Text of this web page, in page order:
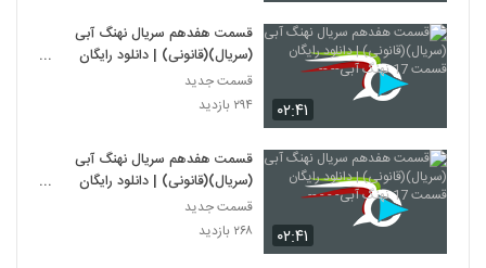
۰۲:۴۱
قسمت هفدهم سریال نهنگ آبی
(سریال)(قانونی) | دانلود رایگان
قسمت 17 نهنگ آبی-- --
قسمت جدید
۲۹۴ بازدید
۰۲:۴۱
قسمت هفدهم سریال نهنگ آبی
(سریال)(قانونی) | دانلود رایگان
قسمت 17 نهنگ آبی- - - --
قسمت جدید
۲۶۸ بازدید